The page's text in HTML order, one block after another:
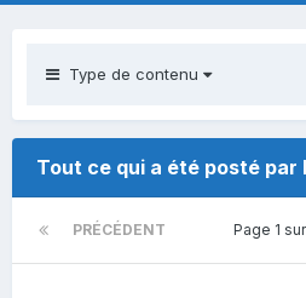
Type de contenu
Tout ce qui a été posté par
PRÉCÉDENT Page 1